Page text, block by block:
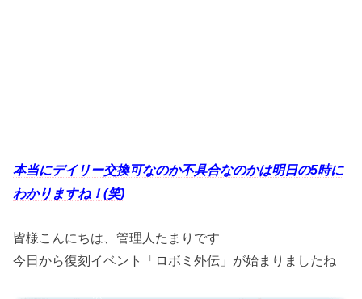
本当にデイリー交換可なのか不具合なのかは明日の5時に
わかりますね！(笑)
皆様こんにちは、管理人たまりです
今日から復刻イベント「ロボミ外伝」が始まりましたね